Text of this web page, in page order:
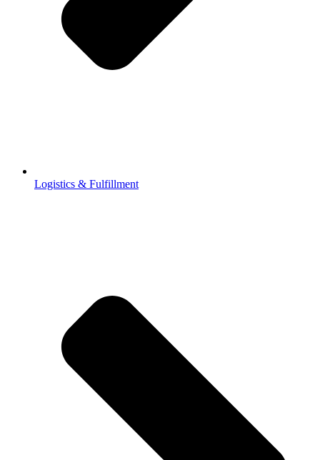
Logistics & Fulfillment